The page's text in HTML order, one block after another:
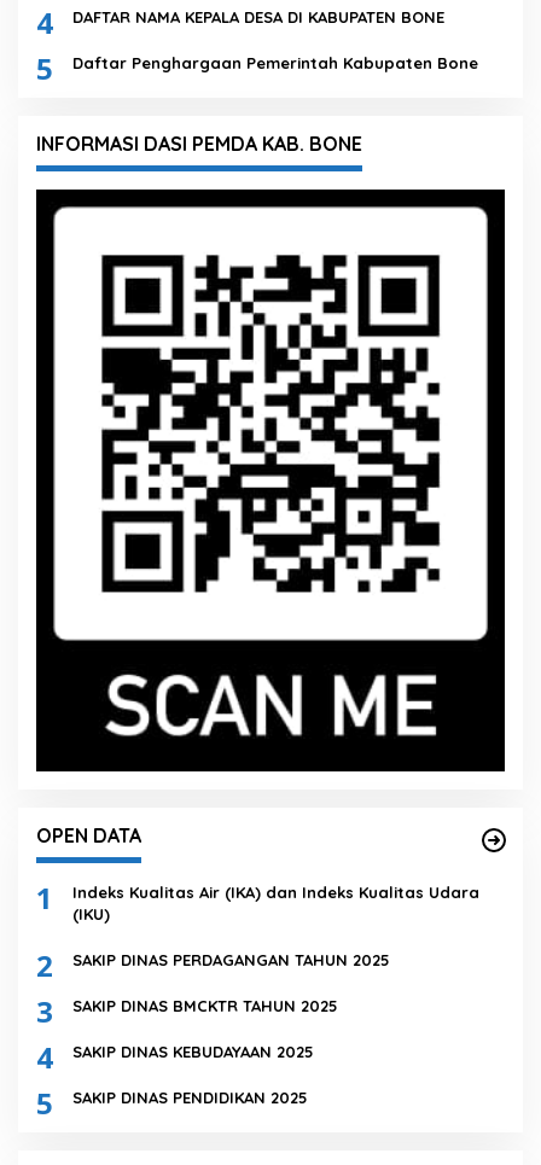
4 DAFTAR NAMA KEPALA DESA DI KABUPATEN BONE
5 Daftar Penghargaan Pemerintah Kabupaten Bone
INFORMASI DASI PEMDA KAB. BONE
OPEN DATA
1
Indeks Kualitas Air (IKA) dan Indeks Kualitas Udara
(IKU)
2 SAKIP DINAS PERDAGANGAN TAHUN 2025
3 SAKIP DINAS BMCKTR TAHUN 2025
4 SAKIP DINAS KEBUDAYAAN 2025
5 SAKIP DINAS PENDIDIKAN 2025